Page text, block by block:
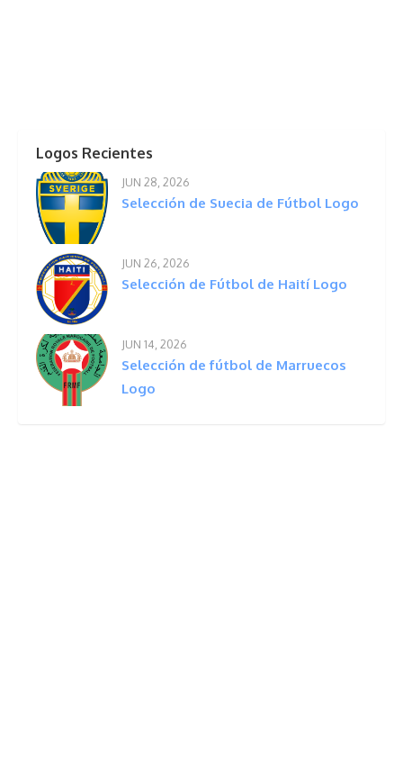
Logos Recientes
JUN 28, 2026
Selección de Suecia de Fútbol Logo
JUN 26, 2026
Selección de Fútbol de Haití Logo
JUN 14, 2026
Selección de fútbol de Marruecos
Logo